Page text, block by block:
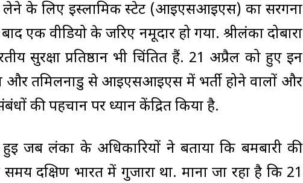
लेने के लिए इस्लामिक स्टेट (आइएसआइएस) का सरगना
वीडियो के जरिए नमूदार हो गया. श्रीलंका दोबारा
सुरक्षा प्रतिष्ठान भी चिंतित हैं. 21 अप्रैल को हुए इन
और तमिलनाडु से आइएसआइएस में भर्ती होने वालों और
की पहचान पर ध्यान केंद्रित किया है.
जब लंका के अधिकारियों ने बताया कि बमबारी की
दक्षिण भारत में गुजारा था. माना जा रहा है कि 21